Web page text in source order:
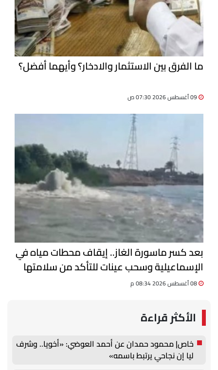
ما الفرق بين الاستثمار والادخار؟ وأيهما أفضل؟
بعد كسر ماسورة الغاز.. إيقاف محطات مياه في
الإسماعيلية وسحب عينات للتأكد من سلامتها
الأكثر قراءة
خاص| محمود حمدان عن أحمد العوضي: «أخويا.. وشرف
ليا إن نجاحي يرتبط باسمه»